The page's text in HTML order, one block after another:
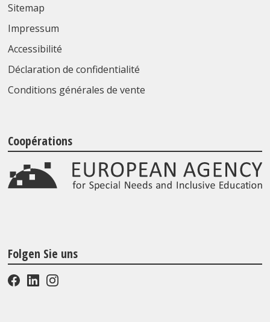
Sitemap
Impressum
Accessibilité
Déclaration de confidentialité
Conditions générales de vente
Coopérations
Folgen Sie uns